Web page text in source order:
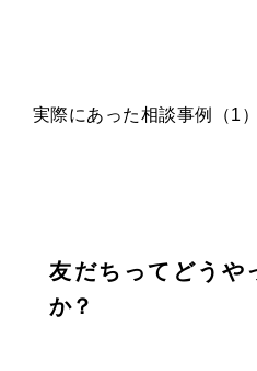
実際にあった相談事例（1）
友だちってどうや
か？